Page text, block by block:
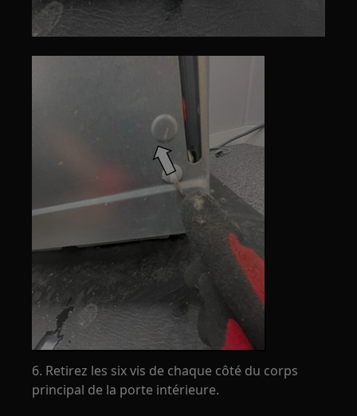
6. Retirez les six vis de chaque côté du corps
principal de la porte intérieure.